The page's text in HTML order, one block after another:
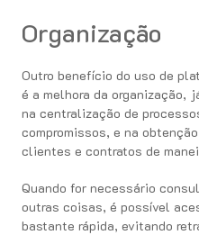
Organização
Outro benefício do uso de
é a melhora da organização,
na centralização de
compromissos, e na
clientes e contratos de
Quando for necessário
outras coisas, é possível
bastante rápida, evitando